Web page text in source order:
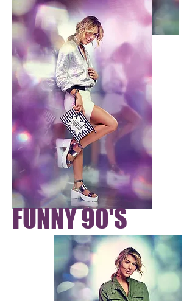
FUNNY 90'S